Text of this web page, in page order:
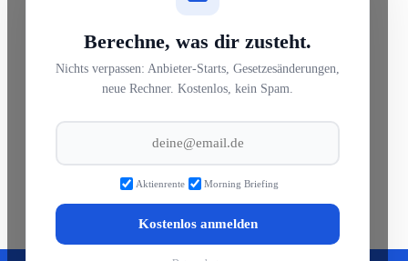
Berechne, was dir zusteht.
Nichts verpassen: Anbieter-Starts, Gesetzesänderungen,
neue Rechner. Kostenlos, kein Spam.
Aktienrente Morning Briefing
Kostenlos anmelden